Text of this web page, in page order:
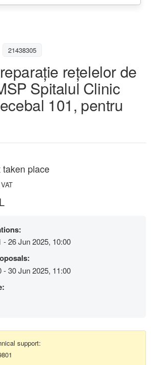
21438305
rețelelor de
Spitalul Clinic
101, pentru
place
- 26 Jun 2025, 10:00
- 30 Jun 2025, 11:00
support: